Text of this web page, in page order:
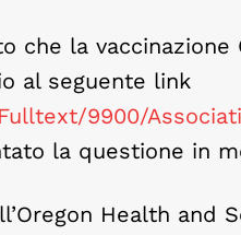
che la
al seguente link
9900/
la questione in
Health and